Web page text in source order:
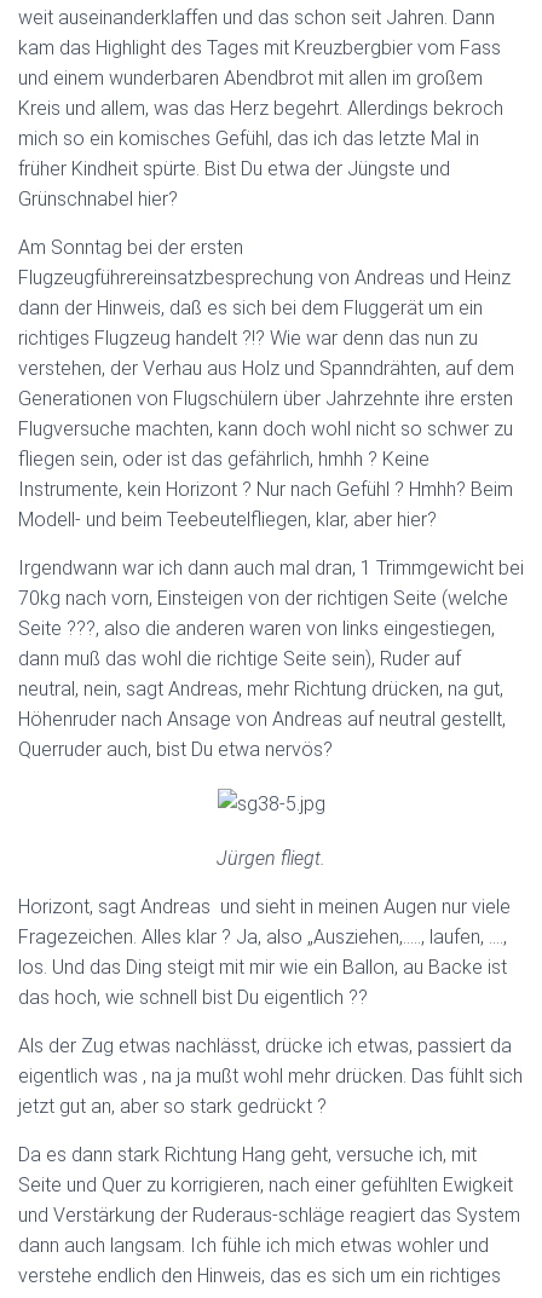
weit auseinanderklaffen und das schon seit Jahren. Dann
kam das Highlight des Tages mit Kreuzbergbier vom Fass
und einem wunderbaren Abendbrot mit allen im großem
Kreis und allem, was das Herz begehrt. Allerdings bekroch
mich so ein komisches Gefühl, das ich das letzte Mal in
früher Kindheit spürte. Bist Du etwa der Jüngste und
Grünschnabel hier?
Am Sonntag bei der ersten
Flugzeugführereinsatzbesprechung von Andreas und Heinz
dann der Hinweis, daß es sich bei dem Fluggerät um ein
richtiges Flugzeug handelt ?!? Wie war denn das nun zu
verstehen, der Verhau aus Holz und Spanndrähten, auf dem
Generationen von Flugschülern über Jahrzehnte ihre ersten
Flugversuche machten, kann doch wohl nicht so schwer zu
fliegen sein, oder ist das gefährlich, hmhh ? Keine
Instrumente, kein Horizont ? Nur nach Gefühl ? Hmhh? Beim
Modell- und beim Teebeutelfliegen, klar, aber hier?
Irgendwann war ich dann auch mal dran, 1 Trimmgewicht bei
70kg nach vorn, Einsteigen von der richtigen Seite (welche
Seite ???, also die anderen waren von links eingestiegen,
dann muß das wohl die richtige Seite sein), Ruder auf
neutral, nein, sagt Andreas, mehr Richtung drücken, na gut,
Höhenruder nach Ansage von Andreas auf neutral gestellt,
Querruder auch, bist Du etwa nervös?
Jürgen fliegt.
Horizont, sagt Andreas und sieht in meinen Augen nur viele
Fragezeichen. Alles klar ? Ja, also „Ausziehen,….., laufen, ….,
los. Und das Ding steigt mit mir wie ein Ballon, au Backe ist
das hoch, wie schnell bist Du eigentlich ??
Als der Zug etwas nachlässt, drücke ich etwas, passiert da
eigentlich was , na ja mußt wohl mehr drücken. Das fühlt sich
jetzt gut an, aber so stark gedrückt ?
Da es dann stark Richtung Hang geht, versuche ich, mit
Seite und Quer zu korrigieren, nach einer gefühlten Ewigkeit
und Verstärkung der Ruderaus-schläge reagiert das System
dann auch langsam. Ich fühle ich mich etwas wohler und
verstehe endlich den Hinweis, das es sich um ein richtiges